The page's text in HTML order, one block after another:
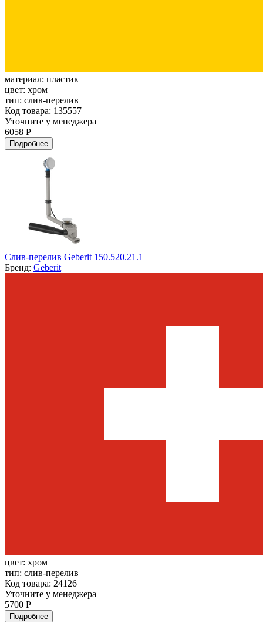
материал: пластик
цвет: хром
тип: слив-перелив
Код товара: 135557
Уточните у менеджера
6058 Р
Подробнее
Слив-перелив Geberit 150.520.21.1
Бренд: Geberit
цвет: хром
тип: слив-перелив
Код товара: 24126
Уточните у менеджера
5700 Р
Подробнее